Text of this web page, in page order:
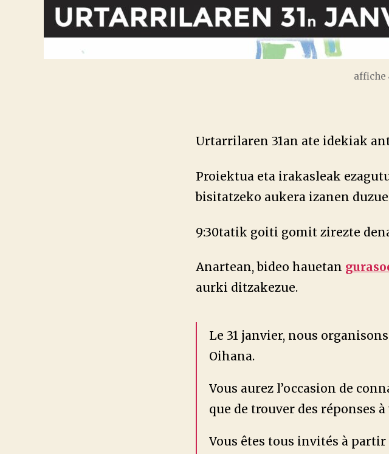
affiche
Urtarrilaren 31an ate idekiak
Proiektua eta irakasleak
bisitatzeko aukera izanen
9:30tatik goiti gomit zirezte
Anartean, bideo hauetan
aurki ditzakezue.
Le 31 janvier, nous
Oihana.
Vous aurez l’occasion de
que de trouver des réponses
Vous êtes tous invités à partir